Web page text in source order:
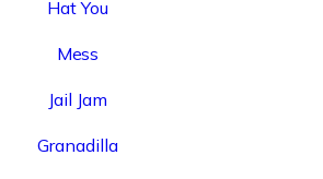
Hat You
Mess
Jail Jam
Granadilla